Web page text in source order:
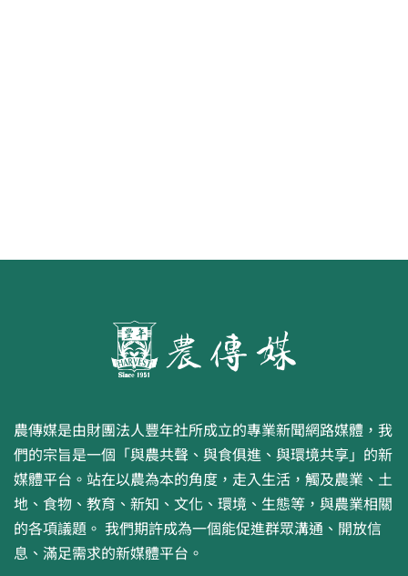
農傳媒是由財團法人豐年社所成立的專業新聞網路媒體，我
們的宗旨是一個「與農共聲、與食俱進、與環境共享」的新
媒體平台。站在以農為本的角度，走入生活，觸及農業、土
地、食物、教育、新知、文化、環境、生態等，與農業相關
的各項議題。 我們期許成為一個能促進群眾溝通、開放信
息、滿足需求的新媒體平台。